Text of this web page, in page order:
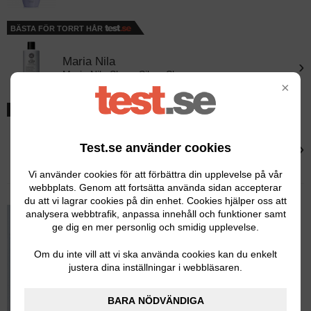
×
Test.se använder cookies
Vi använder cookies för att förbättra din upplevelse på vår
webbplats. Genom att fortsätta använda sidan accepterar
du att vi lagrar cookies på din enhet. Cookies hjälper oss att
analysera webbtrafik, anpassa innehåll och funktioner samt
ge dig en mer personlig och smidig upplevelse.
Om du inte vill att vi ska använda cookies kan du enkelt
justera dina inställningar i webbläsaren.
BARA NÖDVÄNDIGA
BÄSTA FÖR TORRT HÅR
Maria Nila
Maria Nila Sheer Silver Shampoo ›
Ida Warg ›